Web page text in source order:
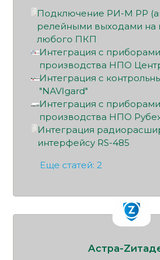
Подключение РИ-М РР
релейными выходами
любого ПКП
Интеграция с
производства НПО
Интеграция с
"NAVIgard"
Интеграция с
производства НПО
Интеграция
интерфейсу RS-485
Еще статей: 2
Астра-